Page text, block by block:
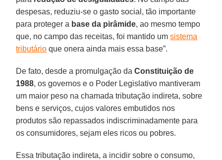
despesas, reduziu-se o gasto social, tão importante
para proteger a base da pirâmide, ao mesmo tempo
que, no campo das receitas, foi mantido umsistema
tributário que onera ainda mais essa base”.
De fato, desde a promulgação daConstituição de
1988, os governos e o Poder Legislativo mantiveram
um maior peso na chamada tributação indireta, sobre
bens e serviços, cujos valores embutidos nos
produtos são repassados indiscriminadamente para
os consumidores, sejam eles ricos ou pobres.
Essa tributação indireta, a incidir sobre o consumo,